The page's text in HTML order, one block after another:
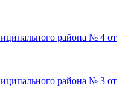
района № 4 от
района № 3 от